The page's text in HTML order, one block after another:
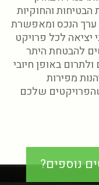
הבטיחות והחוקיות
ערך הנכס ומאפשרת
יציאה לכל פרויקט
להבטחת היתר
באופן חיובי
מפירות
שלכם
נוספים?